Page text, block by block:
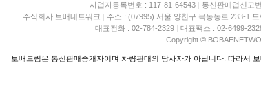
사업자등록번호 : 117-81-64543
통신판매업신고
주식회사 보배네트워크
주소 : (07995) 서울 양천구 목동동로 233-1
대표전화 : 02-784-2329
대표팩스 : 02-6499-
Copyright ©
보배드림은 통신판매중개자이며 차량판매의 당사자가 아닙니다. 따라서